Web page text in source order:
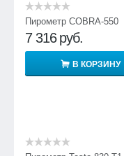
Пирометр COBRA-550
7 316 руб.
В КОРЗИНУ